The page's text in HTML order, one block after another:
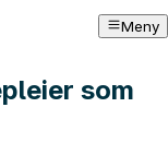
Meny
som